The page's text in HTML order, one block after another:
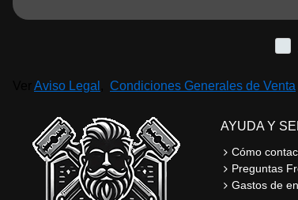
Aviso Legal Condiciones Generales de Venta
AYUDA Y
Cómo
Preguntas
Gastos de